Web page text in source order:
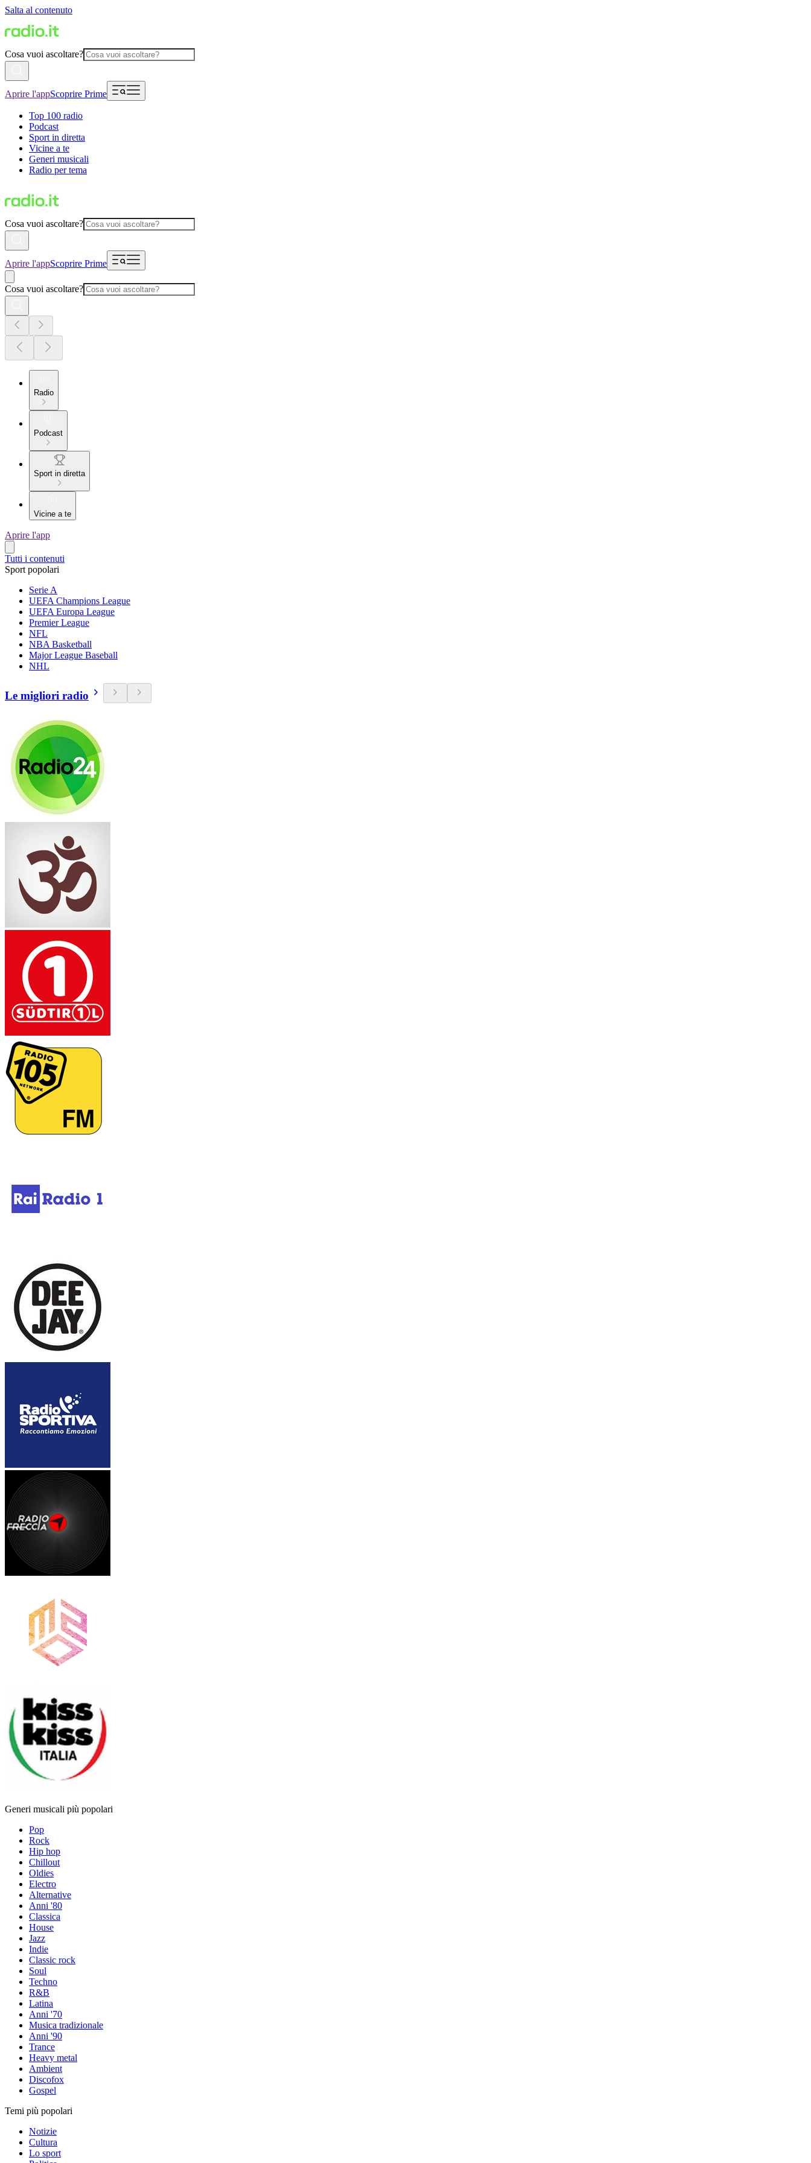
Salta al contenuto
Cosa vuoi ascoltare?
Aprire l'appScoprire Prime
Top 100 radio
Podcast
Sport in diretta
Vicine a te
Generi musicali
Radio per tema
Cosa vuoi ascoltare?
Aprire l'appScoprire Prime
Cosa vuoi ascoltare?
Radio
Podcast
Sport in diretta
Vicine a te
Aprire l'app
Tutti i contenuti
Sport popolari
Serie A
UEFA Champions League
UEFA Europa League
Premier League
NFL
NBA Basketball
Major League Baseball
NHL
Le migliori radio
Generi musicali più popolari
Pop
Rock
Hip hop
Chillout
Oldies
Electro
Alternative
Anni '80
Classica
House
Jazz
Indie
Classic rock
Soul
Techno
R&B
Latina
Anni '70
Musica tradizionale
Anni '90
Trance
Heavy metal
Ambient
Discofox
Gospel
Temi più popolari
Notizie
Cultura
Lo sport